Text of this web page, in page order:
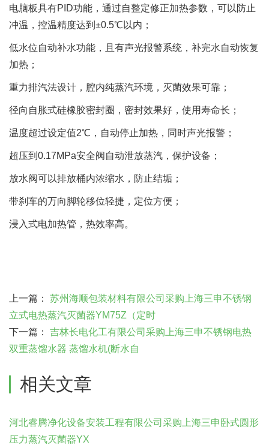
电脑板具有PID功能，通过自整定修正加热参数，可以防止
冲温，控温精度达到±0.5℃以内；
低水位自动补水功能，且有声光报警系统，补完水自动恢复
加热；
重力排汽法设计，腔内纯蒸汽环境，灭菌效果可靠；
径向自胀式硅橡胶密封圈，密封效果好，使用寿命长；
温度超过设定值2℃，自动停止加热，同时声光报警；
超压到0.17MPa安全阀自动泄放蒸汽，保护设备；
放水阀可以排放桶内浓缩水，防止结垢；
带刹车的万向脚轮移位轻捷，定位方便；
浸入式电加热管，热效率高。
上一篇：
苏州海顺包装材料有限公司采购上海三申不锈钢
立式电热蒸汽灭菌器YM75Z（定时
下一篇：
吉林长电化工有限公司采购上海三申不锈钢电热
双重蒸馏水器 蒸馏水机(断水自
相关文章
河北睿腾净化设备安装工程有限公司采购上海三申卧式圆形
压力蒸汽灭菌器YX